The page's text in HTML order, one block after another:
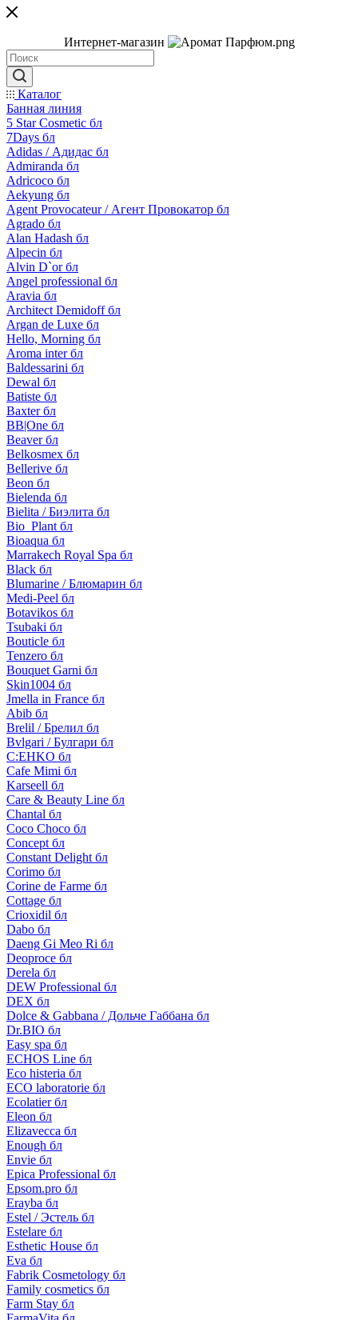
Интернет-магазин
Каталог
Банная линия
5 Star Cosmetic бл
7Days бл
Adidas / Адидас бл
Admiranda бл
Adricoco бл
Aekyung бл
Agent Provocateur / Агент Провокатор бл
Agrado бл
Alan Hadash бл
Alpecin бл
Alvin D`or бл
Angel professional бл
Aravia бл
Architect Demidoff бл
Argan de Luxe бл
Hello, Morning бл
Aroma inter бл
Baldessarini бл
Dewal бл
Batiste бл
Baxter бл
BB|One бл
Beaver бл
Belkosmex бл
Bellerive бл
Beon бл
Bielenda бл
Bielita / Биэлита бл
Bio_Plant бл
Bioaqua бл
Marrakech Royal Spa бл
Black бл
Blumarine / Блюмарин бл
Medi-Peel бл
Botavikos бл
Tsubaki бл
Bouticle бл
Tenzero бл
Bouquet Garni бл
Skin1004 бл
Jmella in France бл
Abib бл
Brelil / Брелил бл
Bvlgari / Булгари бл
C:EHKO бл
Cafe Mimi бл
Karseell бл
Care & Beauty Line бл
Chantal бл
Coco Choco бл
Concept бл
Constant Delight бл
Corimo бл
Corine de Farme бл
Cottage бл
Crioxidil бл
Dabo бл
Daeng Gi Meo Ri бл
Deoproce бл
Derela бл
DEW Professional бл
DEX бл
Dolce & Gabbana / Дольче Габбана бл
Dr.BIO бл
Easy spa бл
ECHOS Line бл
Eco histeria бл
ECO laboratorie бл
Ecolatier бл
Eleon бл
Elizavecca бл
Enough бл
Envie бл
Epica Professional бл
Epsom.pro бл
Erayba бл
Estel / Эстель бл
Estelare бл
Esthetic House бл
Eva бл
Fabrik Cosmetology бл
Family cosmetics бл
Farm Stay бл